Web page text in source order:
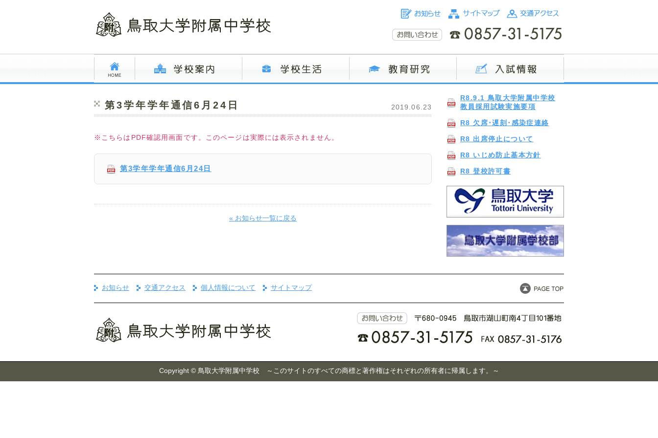
R8.9.1 鳥取大学附属中学校
教員採用試験実施要項
R8 欠席･遅刻･感染症連絡
R8 出席停止について
R8 いじめ防止基本方針
R8 登校許可書
第3学年学年通信6月24日 2019.06.23
※こちらはPDF確認用画面です。このページは実際には表示されません。
第3学年学年通信6月24日
« お知らせ一覧に戻る
お知らせ 交通アクセス 個人情報について サイトマップ
Copyright © 鳥取大学附属中学校 ～このサイトのすべての商標と著作権はそれぞれの所有者に帰属します。～